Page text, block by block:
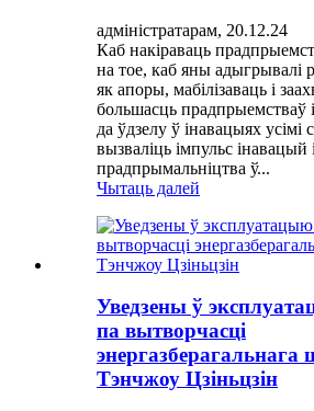
адміністратарам, 20.12.24
Каб накіраваць
на тое, каб яны адыгрывалі
як апоры, мабілізаваць і
большасць прадпрыемстваў
да ўдзелу ў інавацыях усімі
вызваліць імпульс інавацый і
прадпрымальніцтва ў...
Чытаць далей
Уведзены ў
па вытворчасці
энергазберагальнага
Тэнчжоу Цзіньцзін